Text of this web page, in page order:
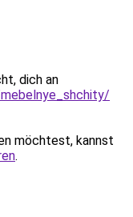
dich an
möchtest, kannst
.